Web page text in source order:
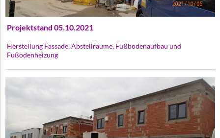
Projektstand 05.10.2021
Herstellung Fassade, Abstellräume, Fußbodenaufbau und
Fußodenheizung